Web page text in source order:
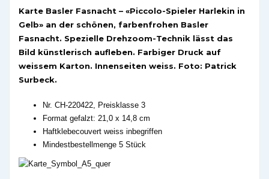
Karte Basler Fasnacht – «Piccolo-Spieler Harlekin in
Gelb» an der schönen, farbenfrohen Basler
Fasnacht. Spezielle Drehzoom-Technik lässt das
Bild künstlerisch aufleben. Farbiger Druck auf
weissem Karton. Innenseiten weiss. Foto: Patrick
Surbeck.
Nr. CH-220422, Preisklasse 3
Format gefalzt: 21,0 x 14,8 cm
Haftklebecouvert weiss inbegriffen
Mindestbestellmenge 5 Stück